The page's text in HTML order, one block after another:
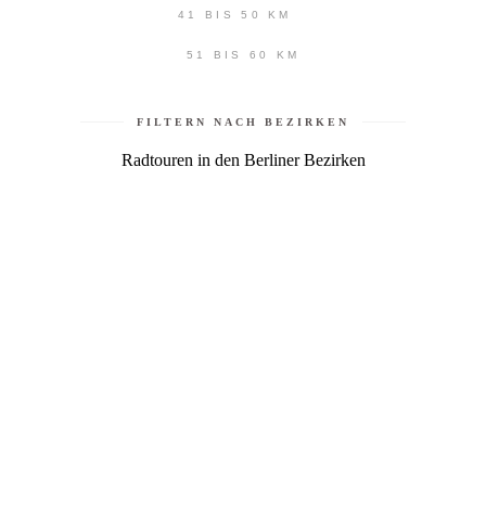
41 BIS 50 KM
51 BIS 60 KM
FILTERN NACH BEZIRKEN
Radtouren in den Berliner Bezirken